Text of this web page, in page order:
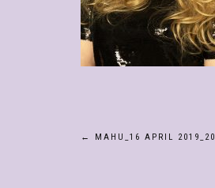
Bericht
← MAHU_16 APRIL 2019_20